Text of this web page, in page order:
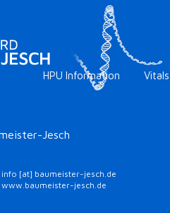
HPU Information
Jesch
info [at] baumeister-jesch.de
www.baumeister-jesch.de